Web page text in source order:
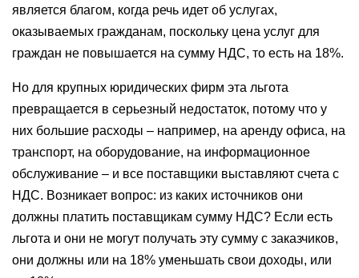
является благом, когда речь идет об услугах,
оказываемых гражданам, поскольку цена услуг для
граждан не повышается на сумму НДС, то есть на 18%.
Но для крупных юридических фирм эта льгота
превращается в серьезный недостаток, потому что у
них большие расходы – например, на аренду офиса, на
транспорт, на оборудование, на информационное
обслуживание – и все поставщики выставляют счета с
НДС. Возникает вопрос: из каких источников они
должны платить поставщикам сумму НДС? Если есть
льгота и они не могут получать эту сумму с заказчиков,
они должны или на 18% уменьшать свои доходы, или